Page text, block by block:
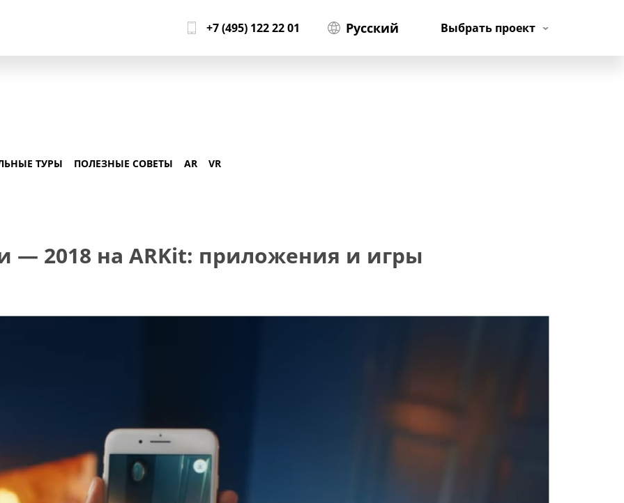
+7 (495) 122 22 01 Русский Выбрать проект
ТУРЫ ПОЛЕЗНЫЕ СОВЕТЫ AR VR
— 2018 на ARKit: приложения и игры